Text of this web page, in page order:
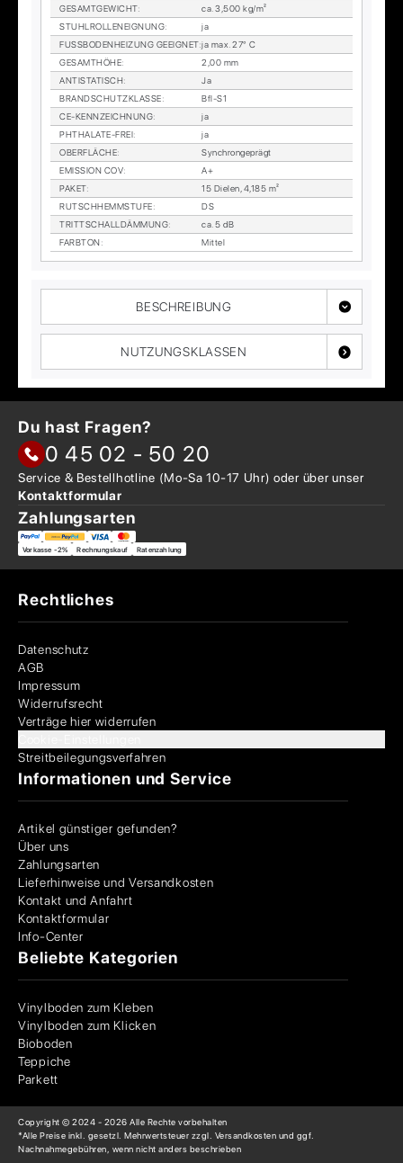
GE­SAMT­GE­WICHT:
ca. 3,500 kg/m²
STUHL­ROL­LEN­EIG­NUNG:
ja
FUSS­BO­DEN­HEI­ZUNG GE­EIG­NET:ja max. 27° C
GE­SAMT­HÖ­HE:
2,00 mm
AN­TI­STA­TISCH:
Ja
BRAND­SCHUTZ­KLAS­SE:
Bfl-S1
CE-KENN­ZEICH­NUNG:
ja
PHTHA­LA­TE-FREI:
ja
OBER­FLÄ­CHE:
Syn­chron­ge­prägt
EMIS­SI­ON COV:
A+
PA­KET:
15 Die­len, 4,185 m²
RUTSCH­HEMM­STU­FE:
DS
TRITT­SCHALL­DÄM­MUNG:
ca. 5 dB
FARB­TON: Mit­tel
BESCHREIBUNG
NUTZUNGSKLASSEN
Du hast Fragen?
0 45 02 - 50 20
Service & Bestellhotline (Mo-Sa 10-17 Uhr) oder überunser
Kontaktformular
Zahlungsarten
Vorkasse -2% Rechnungskauf Ratenzahlung
Rechtliches
Datenschutz
AGB
Impressum
Widerrufsrecht
Verträge hier widerrufen
Streitbeilegungsverfahren
Informationen und Service
Artikel günstiger gefunden?
Über uns
Zahlungsarten
Lieferhinweise und Versandkosten
Kontakt und Anfahrt
Kontaktformular
Info-Center
Beliebte Kategorien
Vinylboden zum Kleben
Vinylboden zum Klicken
Bioboden
Teppiche
Parkett
Copyright © 2024 - 2026 Alle Rechte vorbehalten
*Alle Preise inkl. gesetzl. Mehrwertsteuer zzgl. Versandkosten und ggf.
Nachnahmegebühren, wenn nicht anders beschrieben